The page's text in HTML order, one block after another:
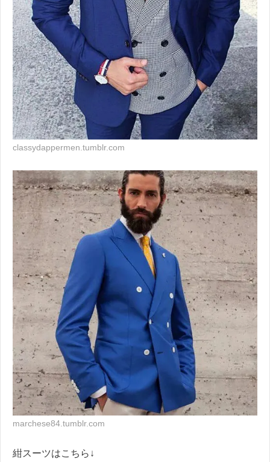
classydappermen.tumblr.com
marchese84.tumblr.com
紺スーツはこちら↓